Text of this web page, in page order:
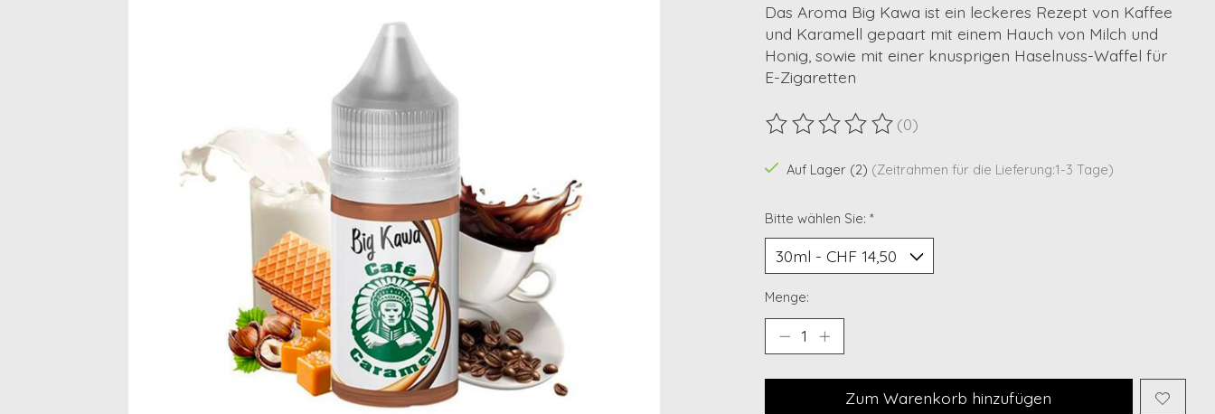
Das Aroma Big Kawa ist ein leckeres Rezept von Kaffee
und Karamell gepaart mit einem Hauch von Milch und
Honig, sowie mit einer knusprigen Haselnuss-Waffel für
E-Zigaretten
Die Bewertung dieses Produkts ist
(0)
Auf Lager (2) (Zeitrahmen für die Lieferung:1-3 Tage)
Bitte wählen Sie: *
Menge:
Zum Warenkorb hinzufügen